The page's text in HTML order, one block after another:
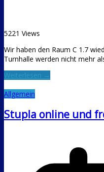
5221 Views
Wir haben den Raum C 1.7
Turnhalle werden nicht mehr
Weiterlesen →
Allgemein
Stupla online und